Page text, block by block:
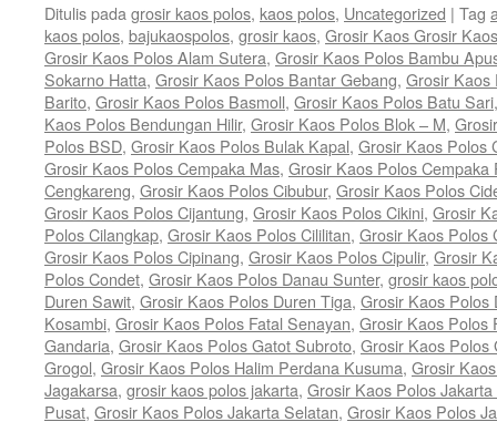
Ditulis padagrosir kaos polos, kaos polos, Uncategorized | Tag
kaos polos, bajukaospolos, grosir kaos, Grosir Kaos Grosir
Grosir Kaos Polos Alam Sutera, Grosir Kaos Polos Bambu
Sokarno Hatta, Grosir Kaos Polos Bantar Gebang, Grosir Kaos
Barito, Grosir Kaos Polos Basmoll, Grosir Kaos Polos Batu Sari
Kaos Polos Bendungan Hilir, Grosir Kaos Polos Blok – M,
Polos BSD, Grosir Kaos Polos Bulak Kapal, Grosir Kaos Polos
Grosir Kaos Polos Cempaka Mas, Grosir Kaos Polos Cempaka
Cengkareng, Grosir Kaos Polos Cibubur, Grosir Kaos Polos
Grosir Kaos Polos Cijantung, Grosir Kaos Polos Cikini, Grosir
Polos Cilangkap, Grosir Kaos Polos Cililitan, Grosir Kaos Polos
Grosir Kaos Polos Cipinang, Grosir Kaos Polos Cipulir, Grosir
Polos Condet, Grosir Kaos Polos Danau Sunter, grosir kaos
Duren Sawit, Grosir Kaos Polos Duren Tiga, Grosir Kaos Polos
Kosambi, Grosir Kaos Polos Fatal Senayan, Grosir Kaos Polos
Gandaria, Grosir Kaos Polos Gatot Subroto, Grosir Kaos Polos
Grogol, Grosir Kaos Polos Halim Perdana Kusuma, Grosir
Jagakarsa, grosir kaos polos jakarta, Grosir Kaos Polos
Pusat, Grosir Kaos Polos Jakarta Selatan, Grosir Kaos Polos